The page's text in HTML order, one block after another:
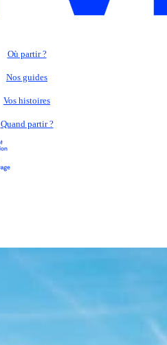
Où partir ?
Nos guides
Vos histoires
Quand partir ?